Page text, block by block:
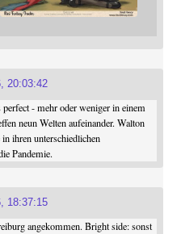
20:03:42
- mehr oder weniger in einem
neun Welten aufeinander. Walton
ihren unterschiedlichen
Pandemie.
18:37:15
angekommen. Bright side: sonst